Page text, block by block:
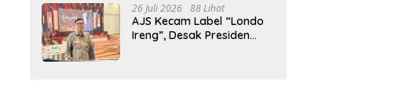
26 Juli 2026 88 Lihat
AJS Kecam Label “Londo
Ireng”, Desak Presiden